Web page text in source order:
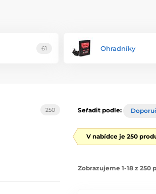
61 Ohradníky
250 Seřadit podle:
V nabídce je 250
Zobrazujeme 1-18 z 250